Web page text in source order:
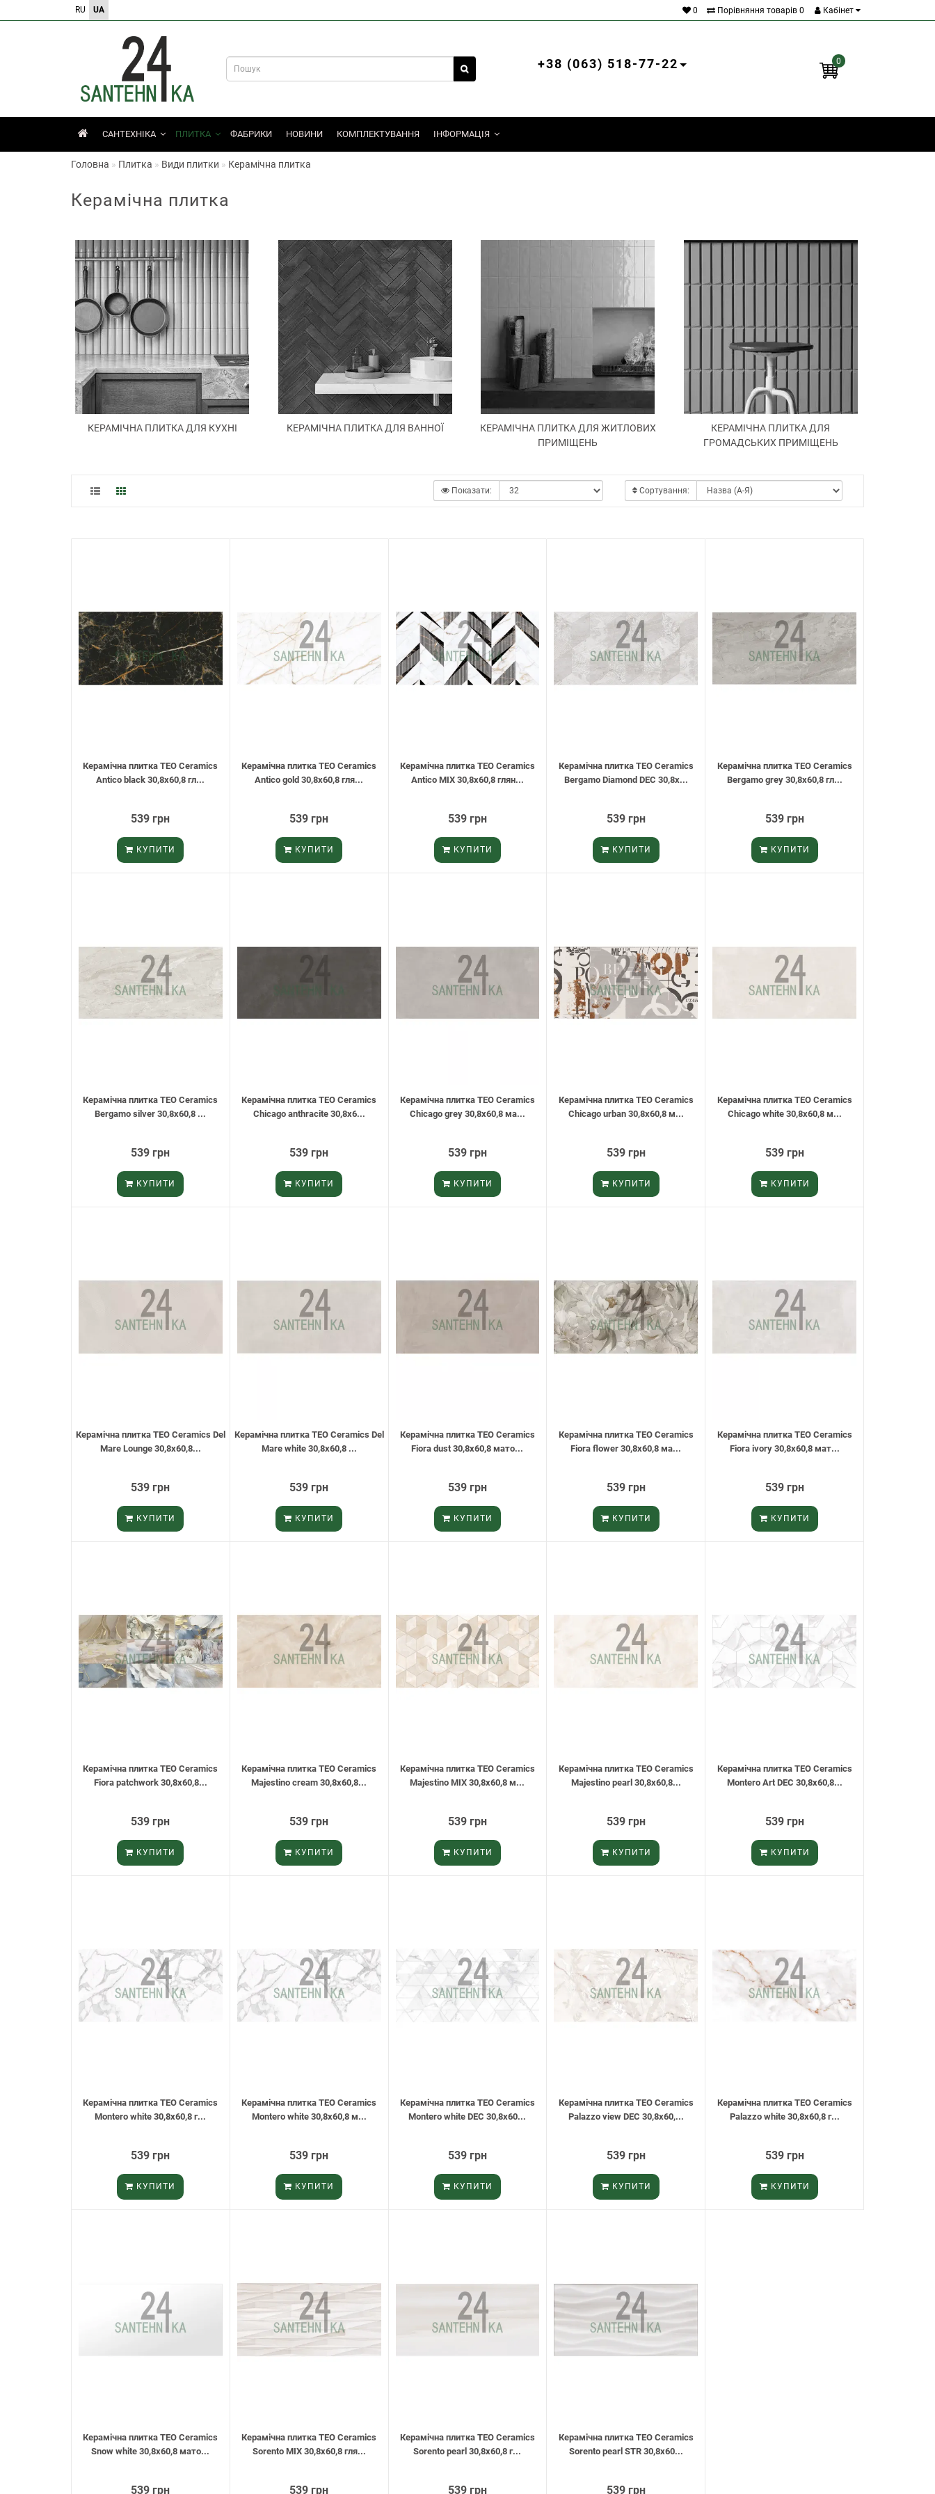
RU UA 0 Порівняння товарів 0 Кабінет
0
+38 (063) 518-77-22
САНТЕХНІКА ПЛИТКА ФАБРИКИ НОВИНИ КОМПЛЕКТУВАННЯ ІНФОРМАЦІЯ
Головна Плитка Види плитки Керамічна плитка
Керамічна плитка
КЕРАМІЧНА ПЛИТКА ДЛЯ КУХНІ КЕРАМІЧНА ПЛИТКА ДЛЯ ВАННОЇ
КЕРАМІЧНА ПЛИТКА ДЛЯ ЖИТЛОВИХ
ПРИМІЩЕНЬ
КЕРАМІЧНА ПЛИТКА ДЛЯ
ГРОМАДСЬКИХ ПРИМІЩЕНЬ
Сортування:
Показати:
Керамічна плитка TEO Ceramics
Antico black 30,8х60,8 гл...
539 грн
КУПИТИ
Керамічна плитка TEO Ceramics
Antico gold 30,8х60,8 гля...
539 грн
КУПИТИ
Керамічна плитка TEO Ceramics
Antico MIX 30,8х60,8 глян...
539 грн
КУПИТИ
Керамічна плитка TEO Ceramics
Bergamo Diamond DEC 30,8х...
539 грн
КУПИТИ
Керамічна плитка TEO Ceramics
Bergamo grey 30,8х60,8 гл...
539 грн
КУПИТИ
Керамічна плитка TEO Ceramics
Bergamo silver 30,8х60,8 ...
539 грн
КУПИТИ
Керамічна плитка TEO Ceramics
Chicago anthracite 30,8х6...
539 грн
КУПИТИ
Керамічна плитка TEO Ceramics
Chicago grey 30,8х60,8 ма...
539 грн
КУПИТИ
Керамічна плитка TEO Ceramics
Chicago urban 30,8х60,8 м...
539 грн
КУПИТИ
Керамічна плитка TEO Ceramics
Chicago white 30,8х60,8 м...
539 грн
КУПИТИ
Керамічна плитка TEO Ceramics Del
Mare Lounge 30,8х60,8...
539 грн
КУПИТИ
Керамічна плитка TEO Ceramics Del
Mare white 30,8х60,8 ...
539 грн
КУПИТИ
Керамічна плитка TEO Ceramics
Fiora dust 30,8х60,8 мато...
539 грн
КУПИТИ
Керамічна плитка TEO Ceramics
Fiora flower 30,8х60,8 ма...
539 грн
КУПИТИ
Керамічна плитка TEO Ceramics
Fiora ivory 30,8х60,8 мат...
539 грн
КУПИТИ
Керамічна плитка TEO Ceramics
Fiora patchwork 30,8х60,8...
539 грн
КУПИТИ
Керамічна плитка TEO Ceramics
Majestino cream 30,8х60,8...
539 грн
КУПИТИ
Керамічна плитка TEO Ceramics
Majestino MIX 30,8х60,8 м...
539 грн
КУПИТИ
Керамічна плитка TEO Ceramics
Majestino pearl 30,8х60,8...
539 грн
КУПИТИ
Керамічна плитка TEO Ceramics
Montero Art DEC 30,8х60,8...
539 грн
КУПИТИ
Керамічна плитка TEO Ceramics
Montero white 30,8х60,8 г...
539 грн
КУПИТИ
Керамічна плитка TEO Ceramics
Montero white 30,8х60,8 м...
539 грн
КУПИТИ
Керамічна плитка TEO Ceramics
Montero white DEC 30,8х60...
539 грн
КУПИТИ
Керамічна плитка TEO Ceramics
Palazzo view DEC 30,8х60,...
539 грн
КУПИТИ
Керамічна плитка TEO Ceramics
Palazzo white 30,8х60,8 г...
539 грн
КУПИТИ
Керамічна плитка TEO Ceramics
Snow white 30,8х60,8 мато...
539 грн
Керамічна плитка TEO Ceramics
Sorento MIX 30,8х60,8 гля...
539 грн
Керамічна плитка TEO Ceramics
Sorento pearl 30,8х60,8 г...
539 грн
Керамічна плитка TEO Ceramics
Sorento pearl STR 30,8х60...
539 грн